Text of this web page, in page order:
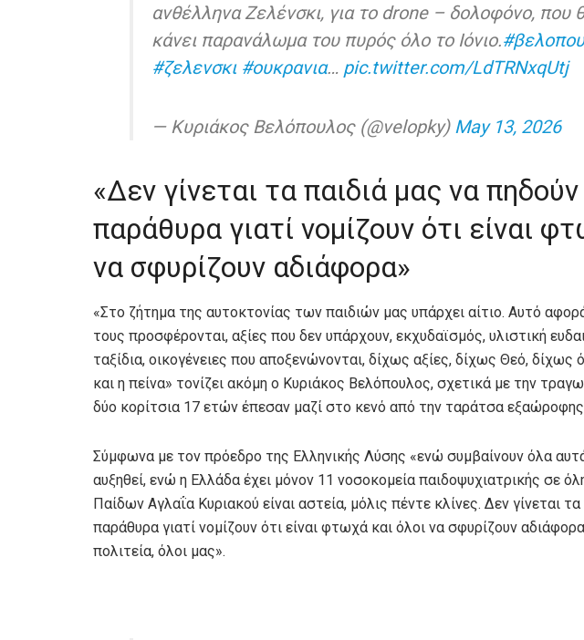
ανθέλληνα Ζελένσκι, για το drone – δολοφόνο, που
κάνει παρανάλωμα του πυρός όλο το Ιόνιο.
#ζελενσκι #ουκρανια… pic.twitter.com/LdTRNxqUtj
— Κυριάκος Βελόπουλος (@velopky) May 13, 2026
«Δεν γίνεται τα παιδιά μας να
παράθυρα γιατί νομίζουν ότι είναι
να σφυρίζουν αδιάφορα»
«Στο ζήτημα της αυτοκτονίας των παιδιών μας υπάρχει αίτιο. Αυτό
τους προσφέρονται, αξίες που δεν υπάρχουν, εκχυδαϊσμός, υλιστική
ταξίδια, οικογένειες που αποξενώνονται, δίχως αξίες, δίχως Θεό,
και η πείνα» τονίζει ακόμη ο Κυριάκος Βελόπουλος, σχετικά με την
δύο κορίτσια 17 ετών έπεσαν μαζί στο κενό από την ταράτσα
Σύμφωνα με τον πρόεδρο της Ελληνικής Λύσης «ενώ συμβαίνουν όλα
αυξηθεί, ενώ η Ελλάδα έχει μόνον 11 νοσοκομεία παιδοψυχιατρικής σε
Παίδων Αγλαΐα Κυριακού είναι αστεία, μόλις πέντε κλίνες. Δεν γίνεται
παράθυρα γιατί νομίζουν ότι είναι φτωχά και όλοι να σφυρίζουν
πολιτεία, όλοι μας».